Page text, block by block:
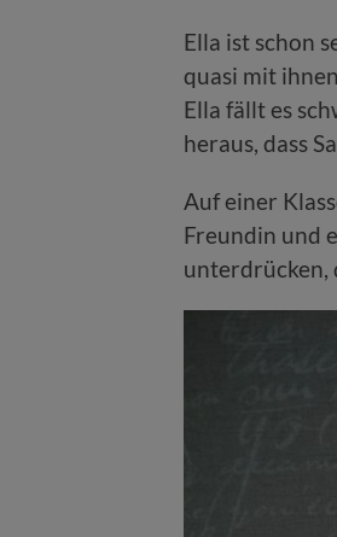
Ella ist schon
quasi mit
Ella fällt es
heraus, dass
Auf einer
Freundin und
unterdrücken,